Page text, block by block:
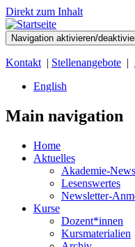
Direkt zum Inhalt
Navigation aktivieren/
Kontakt | Stellenangebote |
English
Main navigation
Home
Aktuelles
Akademie-News
Lesenswertes
Newsletter-
Kurse
Dozent*innen
Kursmaterialien